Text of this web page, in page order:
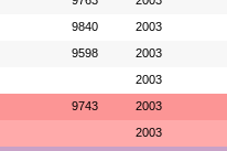
9840 2003
9598 2003
2003
9743 2003
2003